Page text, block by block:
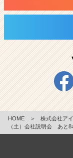
HOME ＞ 株式会社ア
（土）会社説明会 あと8